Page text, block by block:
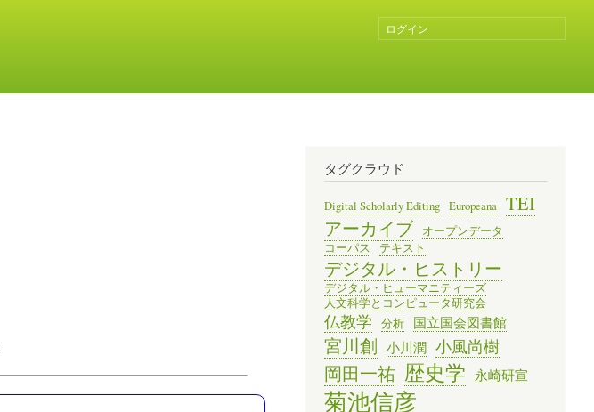
ユ
ー
ン
ト
メ
ニ
ュ
ー
ログイン
タグクラウド
Digital Scholarly Editing Europeana
TEI
アーカイブ
オープンデータ
コーパス
テキスト
デジタル・ヒストリー
デジタル・ヒューマニティーズ
人文科学とコンピュータ研究会
仏教学 分析 国立国会図書館
宮川創 小川潤 小風尚樹
岡田一祐 歴史学 永崎研宣
菊池信彦